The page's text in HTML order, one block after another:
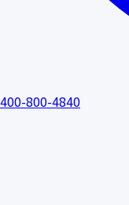
400-800-4840